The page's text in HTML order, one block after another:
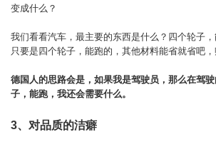
变成什么？
我们看看汽车，最主要的东西是什么？四个轮子，
只要是四个轮子，能跑的，其他材料能省就省吧，
德国人的思路会是，如果我是驾驶员，那么在驾
子，能跑，我还会需要什么。
3、对品质的洁癖